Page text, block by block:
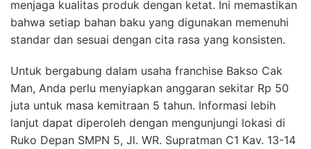
menjaga kualitas produk dengan ketat. Ini memastikan
bahwa setiap bahan baku yang digunakan memenuhi
standar dan sesuai dengan cita rasa yang konsisten.
Untuk bergabung dalam usaha franchise Bakso Cak
Man, Anda perlu menyiapkan anggaran sekitar Rp 50
juta untuk masa kemitraan 5 tahun. Informasi lebih
lanjut dapat diperoleh dengan mengunjungi lokasi di
Ruko Depan SMPN 5, Jl. WR. Supratman C1 Kav. 13-14